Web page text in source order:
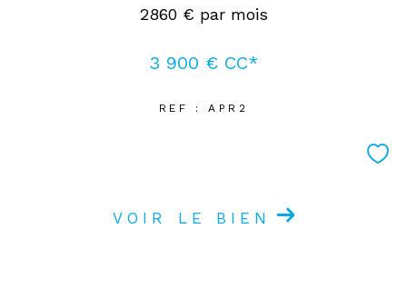
2860 € par mois
3 900 € CC*
REF : APR2
VOIR LE BIEN